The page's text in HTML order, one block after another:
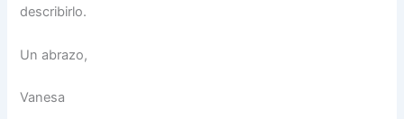
describirlo.
Un abrazo,
Vanesa